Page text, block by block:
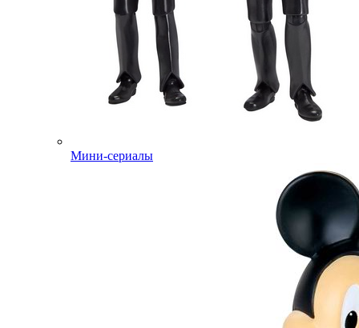
Мини-сериалы